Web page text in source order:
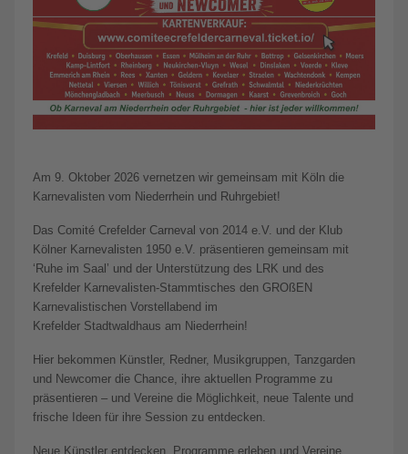
Am 9. Oktober 2026 vernetzen wir gemeinsam mit Köln die
Karnevalisten vom Niederrhein und Ruhrgebiet!
Das Comité Crefelder Carneval von 2014 e.V. und der Klub
Kölner Karnevalisten 1950 e.V. präsentieren gemeinsam mit
‘Ruhe im Saal’ und der Unterstützung des LRK und des
Krefelder Karnevalisten-Stammtisches den GROßEN
Karnevalistischen Vorstellabend im
Krefelder Stadtwaldhaus am Niederrhein!
Hier bekommen Künstler, Redner, Musikgruppen, Tanzgarden
und Newcomer die Chance, ihre aktuellen Programme zu
präsentieren – und Vereine die Möglichkeit, neue Talente und
frische Ideen für ihre Session zu entdecken.
Neue Künstler entdecken, Programme erleben und Vereine